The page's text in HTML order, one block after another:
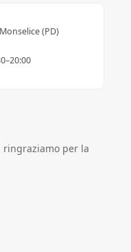
(PD)
ringraziamo per la